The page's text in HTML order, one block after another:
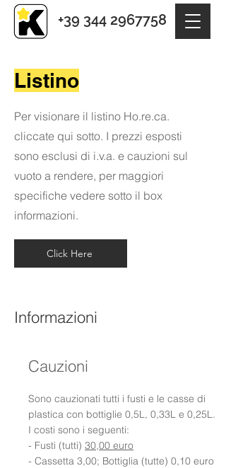
+39 344 2967758
Listino
Per visionare il listino Ho.re.ca.
cliccate qui sotto. I prezzi esposti
sono esclusi di i.v.a. e cauzioni sul
vuoto a rendere, per maggiori
specifiche vedere sotto il box
informazioni.
Click Here
Informazioni
Cauzioni
Sono cauzionati tutti i fusti e le casse di
plastica con bottiglie 0,5L, 0,33L e 0,25L.
I costi sono i seguenti:
- Fusti (tutti) 30,00 euro
- Cassetta 3,00; Bottiglia (tutte) 0,10 euro